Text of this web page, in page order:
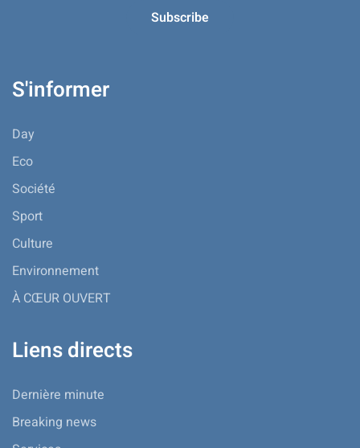
S'informer
Day
Eco
Société
Sport
Culture
Environnement
À CŒUR OUVERT
Liens directs
Dernière minute
Breaking news